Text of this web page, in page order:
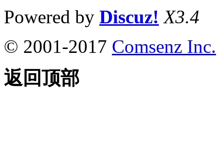
Powered by Discuz! X3.4
© 2001-2017 Comsenz Inc.
返回顶部